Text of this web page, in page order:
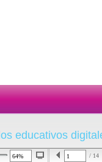
educativos
/ 14